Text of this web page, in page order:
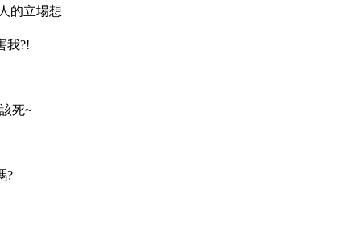
的立場想
我?!
死~
?